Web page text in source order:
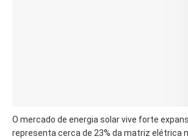
O mercado de energia solar vive forte
representa cerca de 23% da matriz elétrica